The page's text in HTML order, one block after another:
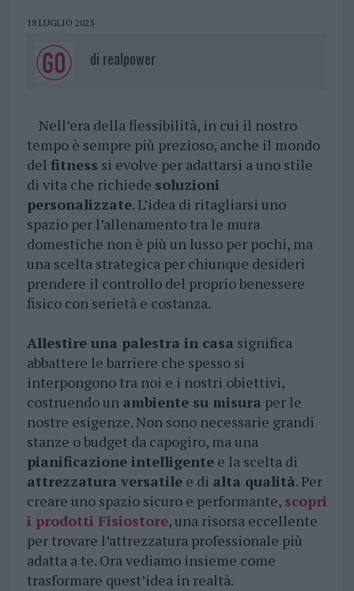
18 LUGLIO 2025
di realpower
Nell’era della flessibilità, in cui il nostro
tempo è sempre più prezioso, anche il mondo
del fitness si evolve per adattarsi a uno stile
di vita che richiede soluzioni
personalizzate. L’idea di ritagliarsi uno
spazio per l’allenamento tra le mura
domestiche non è più un lusso per pochi, ma
una scelta strategica per chiunque desideri
prendere il controllo del proprio benessere
fisico con serietà e costanza.
Allestire una palestra in casa significa
abbattere le barriere che spesso si
interpongono tra noi e i nostri obiettivi,
costruendo un ambiente su misura per le
nostre esigenze. Non sono necessarie grandi
stanze o budget da capogiro, ma una
pianificazione intelligentee la scelta di
attrezzatura versatilee di alta qualità. Per
creare uno spazio sicuro e performante, scopri
i prodotti Fisiostore, una risorsa eccellente
per trovare l’attrezzatura professionale più
adatta a te. Ora vediamo insieme come
trasformare quest’idea in realtà.